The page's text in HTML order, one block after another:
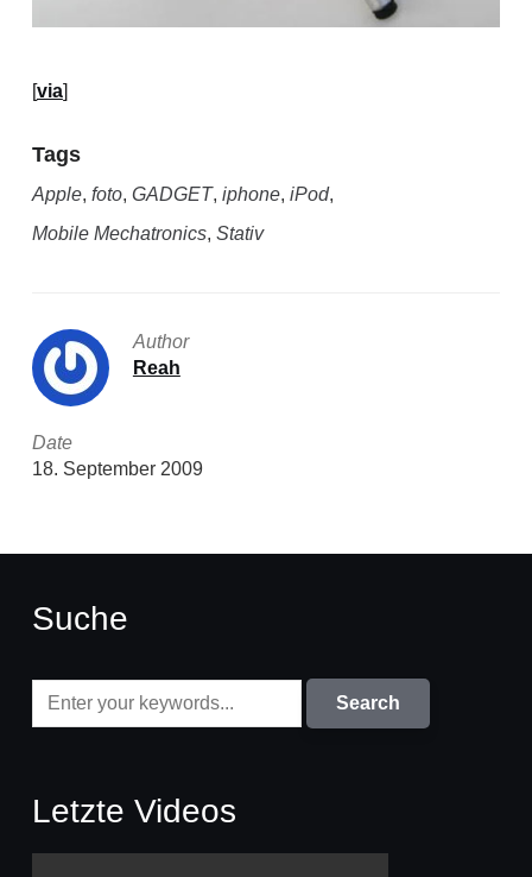
[via]
Tags
Apple, foto, GADGET, iphone, iPod,
Mobile Mechatronics, Stativ
Author
Reah
Date
18. September 2009
Suche
Letzte Videos